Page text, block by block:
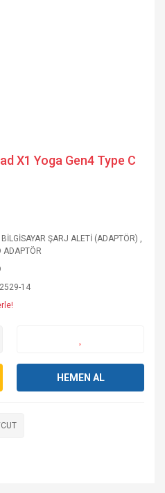
X1 Yoga Gen4 Type C
BİLGİSAYAR ŞARJ ALETİ (ADAPTÖR) ,
ADAPTÖR
14
HEMEN AL